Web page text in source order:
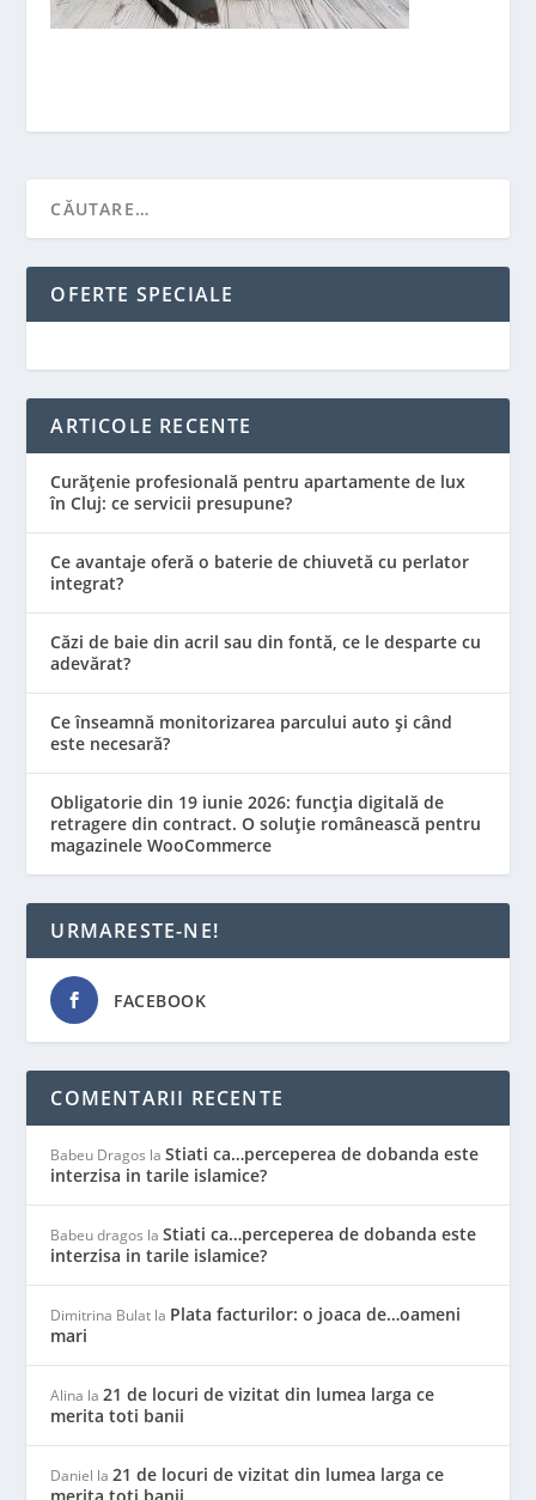
OFERTE SPECIALE
ARTICOLE RECENTE
Curățenie profesională pentru apartamente de lux
în Cluj: ce servicii presupune?
Ce avantaje oferă o baterie de chiuvetă cu perlator
integrat?
Căzi de baie din acril sau din fontă, ce le desparte cu
adevărat?
Ce înseamnă monitorizarea parcului auto și când
este necesară?
Obligatorie din 19 iunie 2026: funcția digitală de
retragere din contract. O soluție românească pentru
magazinele WooCommerce
URMARESTE-NE!
FACEBOOK
COMENTARII RECENTE
Babeu Dragos laStiati ca…perceperea de dobanda este
interzisa in tarile islamice?
Babeu dragos laStiati ca…perceperea de dobanda este
interzisa in tarile islamice?
Dimitrina Bulat la Plata facturilor: o joaca de…oameni
mari
Alina la21 de locuri de vizitat din lumea larga ce
merita toti banii
Daniel la21 de locuri de vizitat din lumea larga ce